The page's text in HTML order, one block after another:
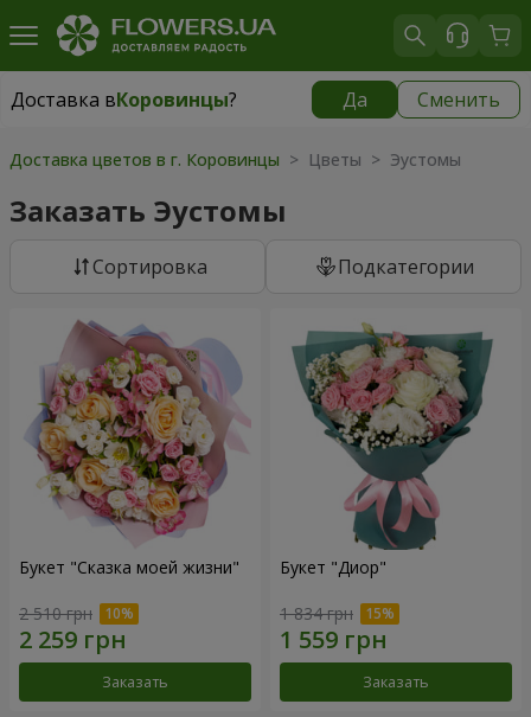
Доставка вКоровинцы? Да Сменить
Доставка вКоровинцы|
Доставка цветов в г. Коровинцы > Цветы > Эустомы
Заказать Эустомы
Cортировка Подкатегории
Букет "Сказка моей жизни"
2 510 грн
Заказать
Букет "Диор"
1 834 грн
Заказать